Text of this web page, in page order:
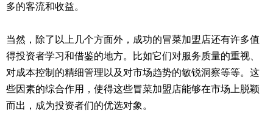
多的客流和收益。
当然，除了以上几个方面外，成功的冒菜加盟店还有许多值
得投资者学习和借鉴的地方。比如它们对服务质量的重视、
对成本控制的精细管理以及对市场趋势的敏锐洞察等等。这
些因素的综合作用，使得这些冒菜加盟店能够在市场上脱颖
而出，成为投资者们的优选对象。